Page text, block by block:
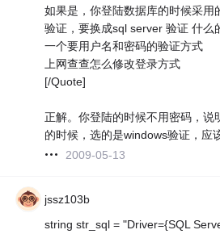
如果是，你登陆数据库的时候采用
验证，要换成sql server 验证 什么
一个要用户名和密码的验证方式
上网查查怎么修改登录方式
[/Quote]
正解。你登陆的时候不用密码，说
的时候，选的是windows验证，应
2009-05-13
jssz103b
string str_sql = "Driver={SQL